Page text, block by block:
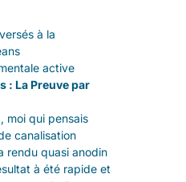
à la
active
: La Preuve par
moi qui pensais
canalisation
rendu quasi anodin
à été rapide et